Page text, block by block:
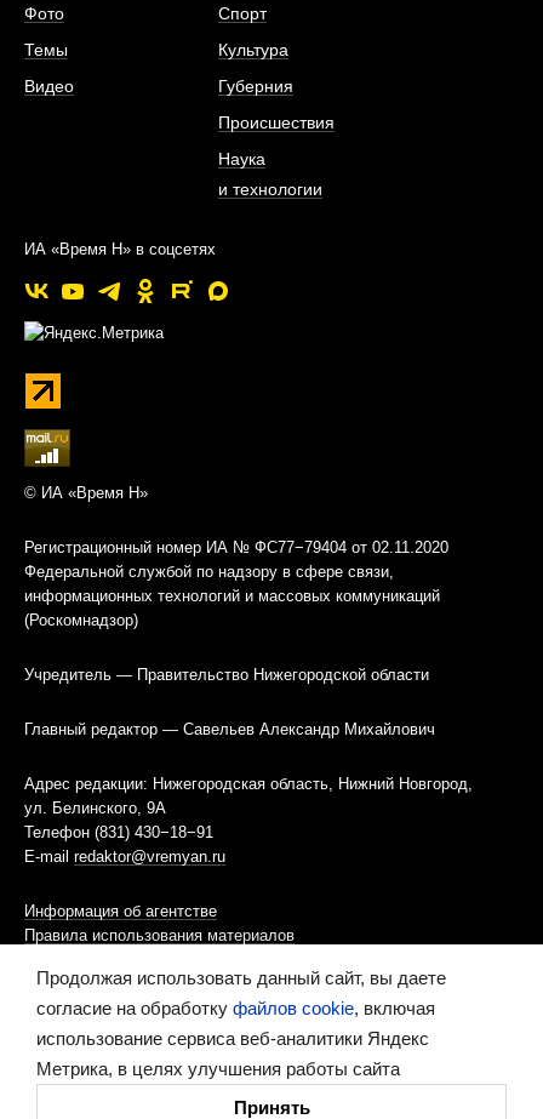
Фото
Темы
Видео
Спорт
Культура
Губерния
Происшествия
Наука
и технологии
ИА «Время Н» в соцсетях
© ИА «Время Н»
Регистрационный номер ИА № ФС77−79404 от 02.11.2020
Федеральной службой по надзору в сфере связи,
информационных технологий и массовых коммуникаций
(Роскомнадзор)
Учредитель — Правительство Нижегородской области
Главный редактор — Савельев Александр Михайлович
Адрес редакции: Нижегородская область, Нижний Новгород,
ул. Белинского, 9А
Телефон (831) 430−18−91
E-mail redaktor@vremyan.ru
Информация об агентстве
Правила использования материалов
Информационная политика использования «cookies»-файлов
Ресурс содержит материалы 16+
Продолжая использовать данный сайт, вы даете
согласие на обработку файлов cookie, включая
использование сервиса веб-аналитики Яндекс
Метрика, в целях улучшения работы сайта
Принять